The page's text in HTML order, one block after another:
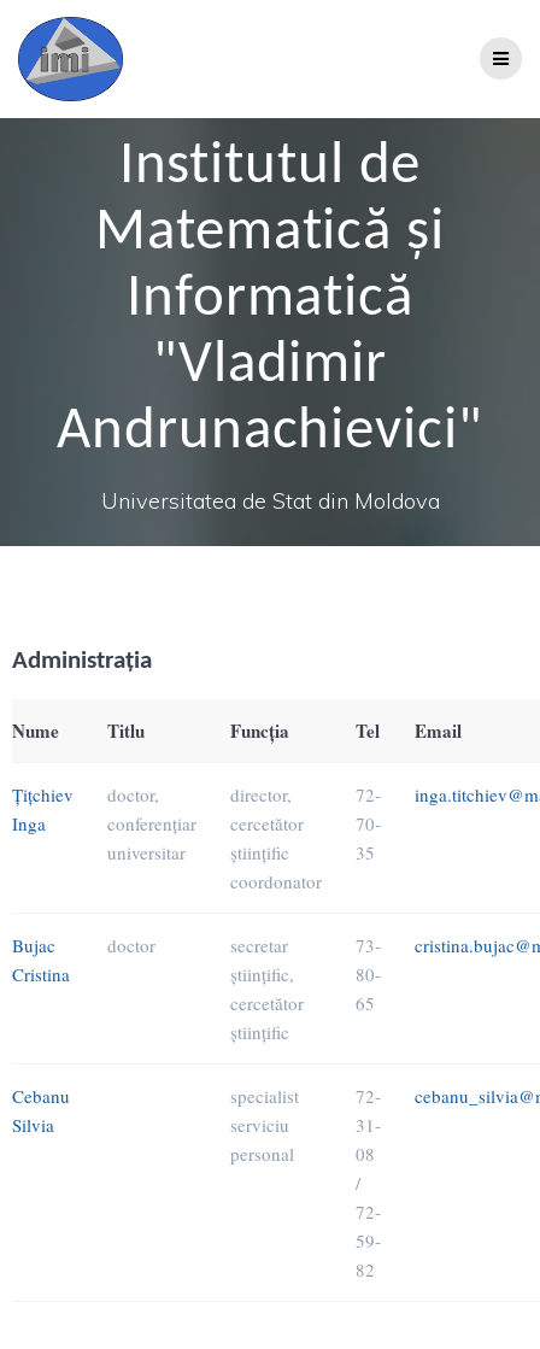
Institutul de
Matematică şi
Informatică
"Vladimir
Andrunachievici"
Universitatea de Stat din Moldova
Administraţia
Nume Titlu Funcţia Tel Email
Ţiţchiev
Inga
doctor,
conferenţiar
universitar
director,
cercetător
ştiinţific
coordonator
72-
70-
35
Bujac
Cristina
doctor
secretar
ştiinţific,
cercetător
ştiinţific
73-
80-
65
Cebanu
Silvia
specialist
serviciu
personal
72-
31-
08
/
72-
59-
82